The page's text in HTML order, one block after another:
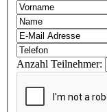
Anzahl Teilnehmer: